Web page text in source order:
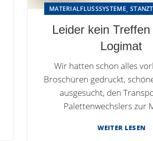
MATERIALFLUSSSYSTEME,
Leider kein
Logimat
Wir hatten schon alles
Broschüren gedruckt,
ausgesucht, den
Palettenwechslers zur
WEITER LESEN